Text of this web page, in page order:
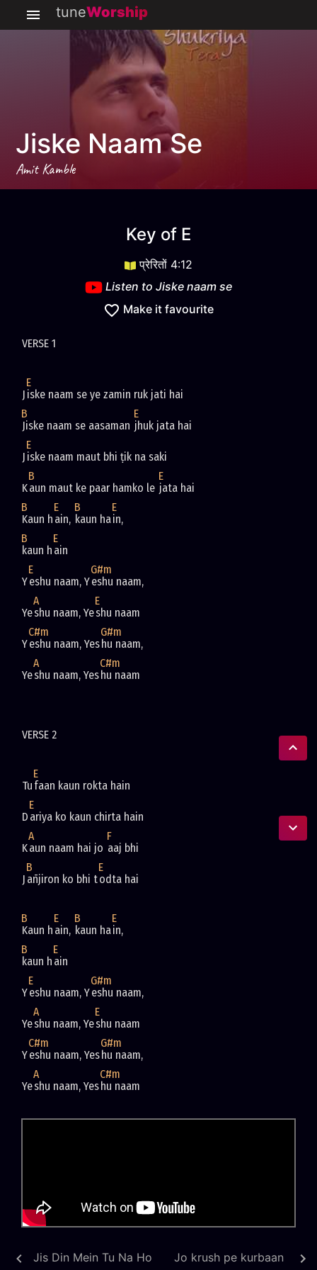
tuneWorship
Jiske Naam Se
Amit Kamble
Key of E
प्रेरितों 4:12
Listen to Jiske naam se
Make it favourite
E
J
B
E
Jiske naam se aasaman
E
J
B
E
Kaun maut ke paar hamko le
B
E B
E
Kaun h ain, kaun ha
B
E
kaun h
E
G#m
Yeshu naam, Y
A
E
Yeshu naam, Ye
C#m
G#m
Yeshu naam, Yes
A
C#m
Yeshu naam, Yes
E
Tu
E
D
A
F
Kaun naam hai jo
B
E
J an̄jiron ko bhi t
B E B
E
Kaun h ain, kaun ha
B
E
kaun h
E
G#m
Yeshu naam, Y
A
E
Yeshu naam, Ye
C#m
G#m
Yeshu naam, Yes
A
C#m
Yeshu naam, Yeshu naam
Jis Din Mein Tu Na Ho
Jo krush pe kurbaan